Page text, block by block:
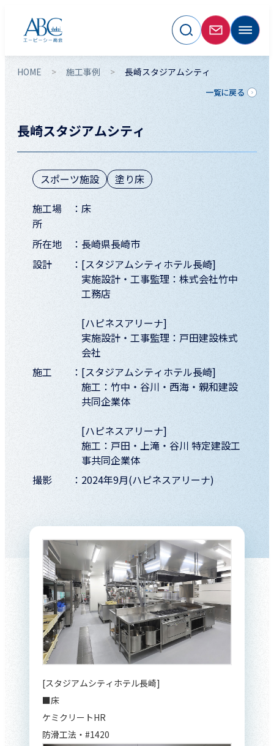
HOME 施工事例 長崎スタジアムシティ
一覧に戻る
長崎スタジアムシティ
スポーツ施設
塗り床
施工場
所
床
所在地
長崎県長崎市
設計
[スタジアムシティホテル長崎]
実施設計・工事監理：株式会社竹中
工務店
[ハピネスアリーナ]
実施設計・工事監理：戸田建設株式
会社
施工
[スタジアムシティホテル長崎]
施工：竹中・谷川・西海・親和建設
共同企業体
[ハピネスアリーナ]
施工：戸田・上滝・谷川 特定建設工
事共同企業体
撮影
2024年9月(ハピネスアリーナ)
[スタジアムシティホテル長崎]
■床
ケミクリートHR
防滑工法・#1420